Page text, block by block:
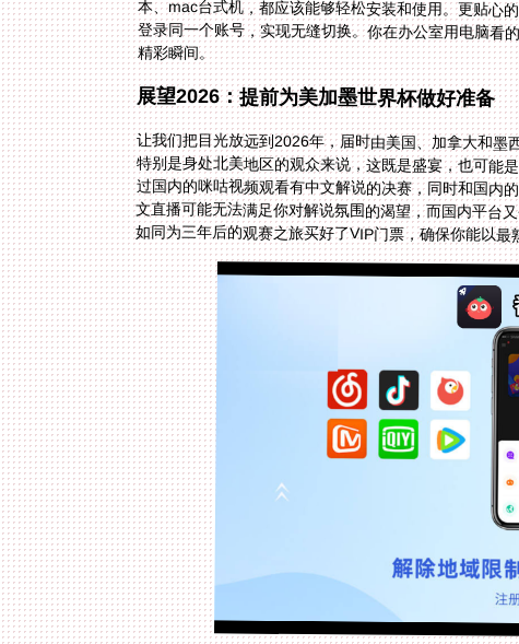
精彩瞬间。
展望2026：提前为美加墨世界杯做好准备
让我们把目光放远到2026年，届时由美国、加拿大和
特别是身处北美地区的观众来说，这既是盛宴，也可能
过国内的咪咕视频观看有中文解说的决赛，同时和国内
文直播可能无法满足你对解说氛围的渴望，而国内平台
如同为三年后的观赛之旅买好了VIP门票，确保你能以